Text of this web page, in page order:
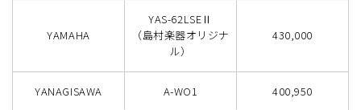
YAMAHA
YAS-62LSEⅡ
（島村楽器オリジナ
ル）
430,000
YANAGISAWA A-WO1 400,950